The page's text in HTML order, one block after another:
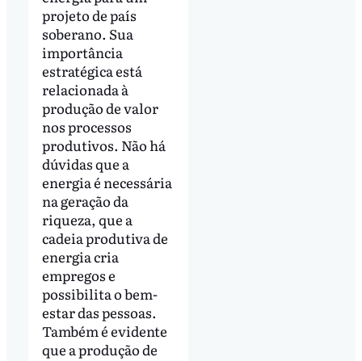
projeto de país
soberano. Sua
importância
estratégica está
relacionada à
produção de valor
nos processos
produtivos. Não há
dúvidas que a
energia é necessária
na geração da
riqueza, que a
cadeia produtiva de
energia cria
empregos e
possibilita o bem-
estar das pessoas.
Também é evidente
que a produção de